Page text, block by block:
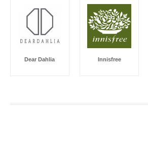
Dear Dahlia Innisfree